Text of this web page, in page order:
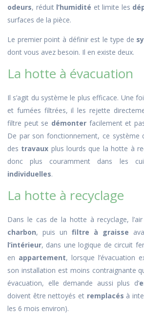
odeurs, réduit l’humidité et limite les
surfaces de la pièce.
Le premier point à définir est le type de
dont vous avez besoin. Il en existe deux.
La hotte à évacuation
Il s’agit du système le plus efficace. Une
et fumées filtrées, il les rejette
filtre peut se démonter facilement et
De par son fonctionnement, ce système
des travaux plus lourds que la hotte à
donc plus couramment dans les
individuelles.
La hotte à recyclage
Dans le cas de la hotte à recyclage,
charbon, puis un filtre à graisse
l’intérieur, dans une logique de circuit
en appartement, lorsque l’évacuation
son installation est moins contraignante
évacuation, elle demande aussi plus d’
doivent être nettoyés et remplacés à
les 6 mois environ).